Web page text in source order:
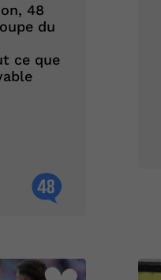
48
du
ce que
48